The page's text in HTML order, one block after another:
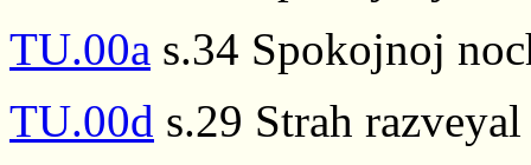
TU.00a s.34 Spokojnoj
TU.00d s.29 Strah